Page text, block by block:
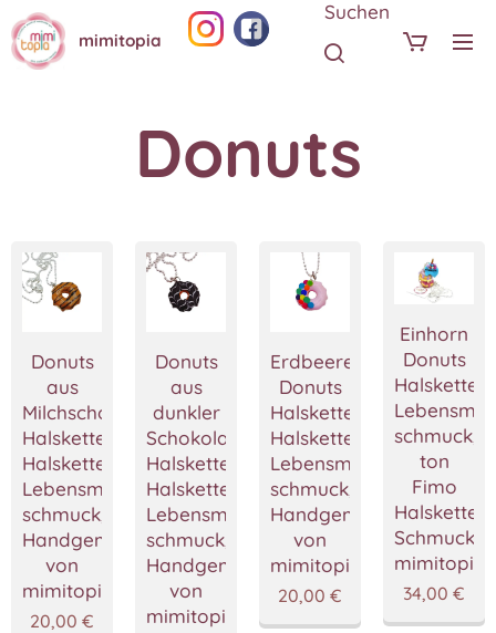
mimitopia
Suchen
Donuts
Donuts
aus
Milchschokolade
Halskette,Krapfe
Halskette,Miniatur
Lebensmittel
schmuck,Fimo
Handgemacht
von
mimitopia
20,00 €
Donuts
aus
dunkler
Schokolade
Halskette,Krapfe
Halskette,Miniatur
Lebensmittel
schmuck,Fimo
Handgemacht
von
mimitopia
Erdbeere
Donuts
Halskette,Krapfe
Halskette,Miniatur
Lebensmittel
schmuck,Fimo
Handgemacht
von
mimitopia
20,00 €
Einhorn
Donuts
ton
Fimo
mimitopia
34,00 €